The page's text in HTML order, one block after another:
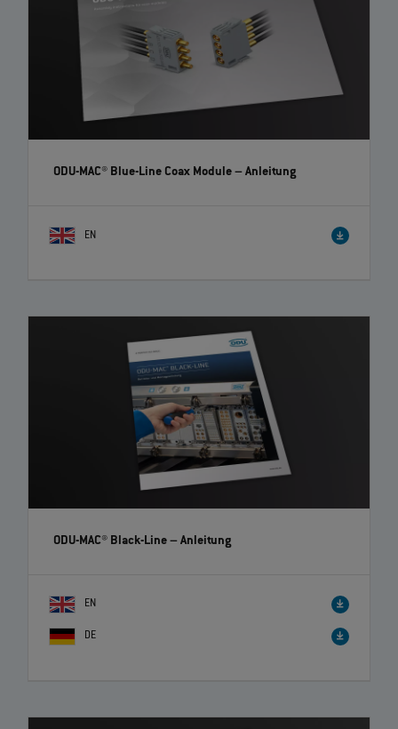
ODU-MAC® Blue-Line Coax Module– Anleitung
EN
ODU-MAC® Black-Line– Anleitung
EN
DE